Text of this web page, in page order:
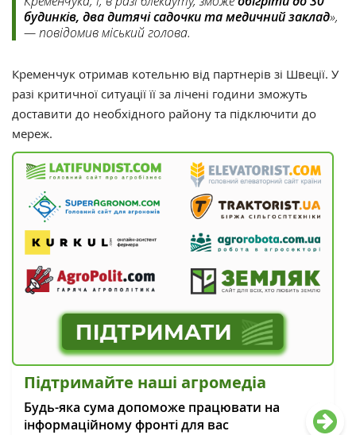
будинків, два дитячі садочки та медичний заклад»,
— повідомив міський голова.
Кременчук отримав котельню від партнерів зі Швеції. У
разі критичної ситуації її за лічені години зможуть
доставити до необхідного району та підключити до
мереж.
Підтримайте наші агромедіа
Будь-яка сума допоможе працювати на
інформаційному фронті для вас